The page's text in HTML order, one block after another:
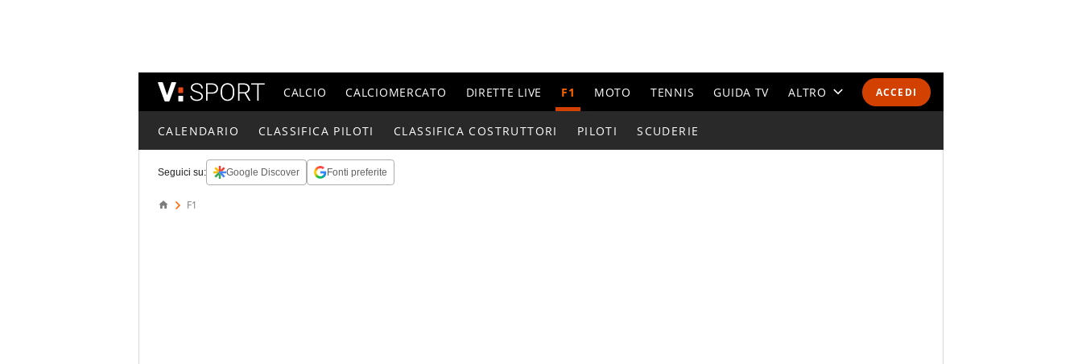
ACCEDI
CALCIO CALCIOMERCATO DIRETTE LIVE F1 MOTO TENNIS GUIDA TV ALTRO
CALENDARIO CLASSIFICA PILOTI CLASSIFICA COSTRUTTORI PILOTI SCUDERIE
Seguici su: Google Discover Fonti preferite
F1